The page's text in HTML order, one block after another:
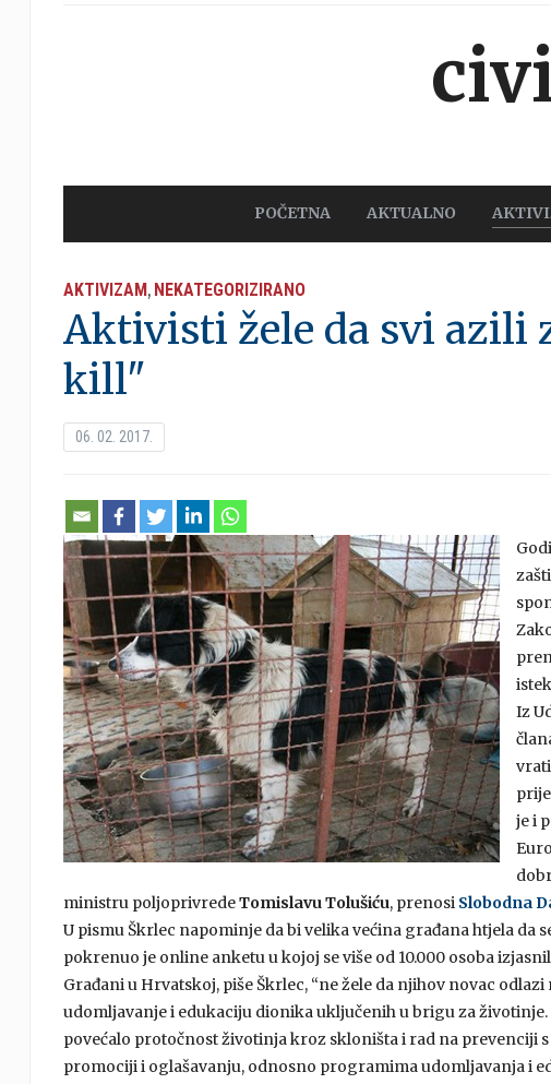
POČETNA AKTUALNO
AKTIVIZAM, NEKATEGORIZIRANO
Aktivisti žele da svi azili
kill"
06. 02. 2017.
Iz
je i
ministru poljoprivredeTomislavu Tolušiću, prenosi Slobodna
U pismu Škrlec napominje da bi velika većina građana htjela da
pokrenuo je online anketu u kojoj se više od 10.000 osoba
Građani u Hrvatskoj, piše Škrlec, “ne žele da njihov novac
udomljavanje i edukaciju dionika uključenih u brigu za
povećalo protočnost životinja kroz skloništa i rad na prevenciji
promociji i oglašavanju, odnosno programima udomljavanja i